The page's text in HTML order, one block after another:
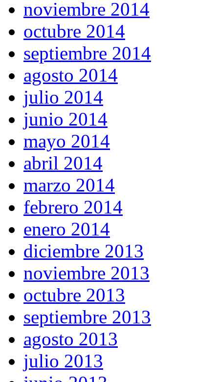
noviembre 2014
octubre 2014
septiembre 2014
agosto 2014
julio 2014
junio 2014
mayo 2014
abril 2014
marzo 2014
febrero 2014
enero 2014
diciembre 2013
noviembre 2013
octubre 2013
septiembre 2013
agosto 2013
julio 2013